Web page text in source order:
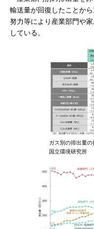
輸送量が回復したことか
努力等により産業部門や
している。
ガス別の排出量の
国立環境研究所